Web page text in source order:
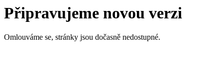
Připravujeme novou verzi
Omlouváme se, stránky jsou dočasně nedostupné.